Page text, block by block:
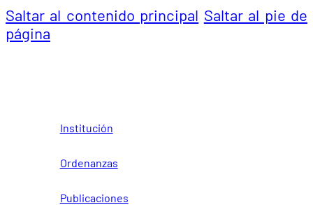
Saltar al contenido principal Saltar al pie de
página
Institución
Ordenanzas
Publicaciones